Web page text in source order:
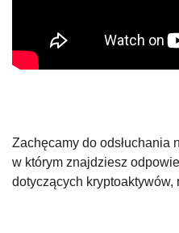
Zachęcamy do odsłuchania
w którym znajdziesz
dotyczących